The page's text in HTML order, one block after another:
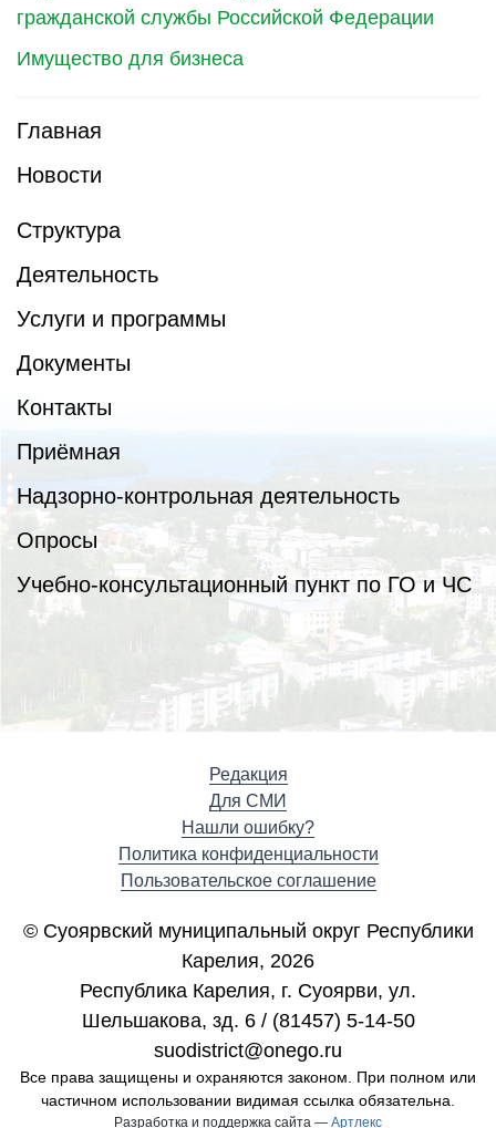
гражданской службы Российской Федерации
Имущество для бизнеса
Главная
Новости
Структура
Деятельность
Услуги и программы
Документы
Контакты
Приёмная
Надзорно-контрольная деятельность
Опросы
Учебно-консультационный пункт по ГО и ЧС
Редакция
Для СМИ
Нашли ошибку?
Политика конфиденциальности
Пользовательское соглашение
© Суоярвский муниципальный округ Республики
Карелия, 2026
Республика Карелия, г. Cуоярви, ул.
Шельшакова, зд. 6 / (81457) 5-14-50
suodistrict@onego.ru
Все права защищены и охраняются законом. При полном или
частичном использовании видимая ссылка обязательна.
Разработка и поддержка сайта — Артлекс